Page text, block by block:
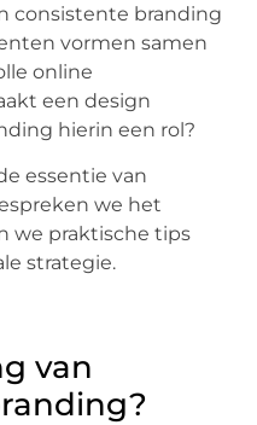
consistente branding
vormen samen
online
een design
hierin een rol?
essentie van
we het
we praktische tips
strategie.
van